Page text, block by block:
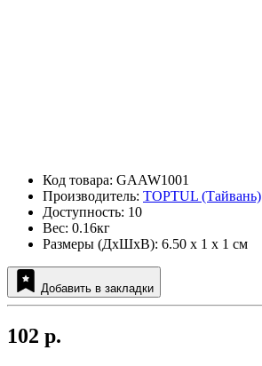
Код товара: GAAW1001
Производитель: TOPTUL (Тайвань)
Доступность: 10
Вес: 0.16кг
Размеры (ДxШxВ): 6.50 x 1 x 1 см
Добавить в закладки
102 р.